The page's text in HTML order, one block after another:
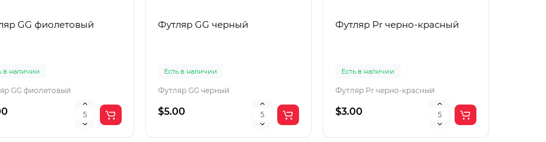
GG фиолетовый
в наличии
GG фиолетовый
Футляр GG черный
Есть в наличии
Футляр GG черный
$5.00
Футляр Pr черно-красный
Есть в наличии
Футляр Pr черно-красный
$3.00